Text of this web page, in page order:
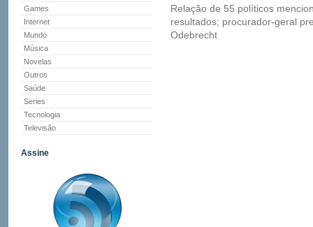
Games
Internet
Mundo
Música
Novelas
Outros
Saúde
Series
Tecnologia
Televisão
Assine
Relação de 55 políticos
resultados; procurador-geral
Odebrecht